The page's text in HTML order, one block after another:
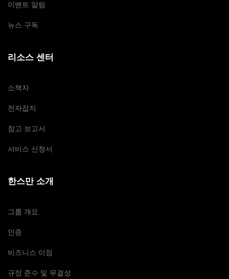
이벤트 알림
뉴스 구독
리소스 센터
소책자
전자잡지
참고 보고서
서비스 신청서
한스만 소개
그룹 개요
인증
비즈니스 이점
규정 준수 및 무결성